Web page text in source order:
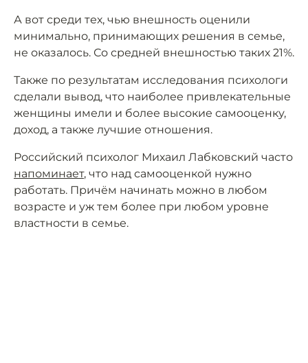
А вот среди тех, чью внешность оценили
минимально, принимающих решения в семье,
не оказалось. Со средней внешностью таких 21%.
Также по результатам исследования психологи
сделали вывод, что наиболее привлекательные
женщины имели и более высокие самооценку,
доход, а также лучшие отношения.
Российский психолог Михаил Лабковский часто
напоминает, что над самооценкой нужно
работать. Причём начинать можно в любом
возрасте и уж тем более при любом уровне
властности в семье.